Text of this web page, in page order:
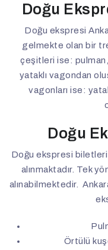
Doğu
Doğu ekspresi
gelmekte olan bir
çeşitleri ise:
yataklı vagondan
vagonları ise:
Doğu
Doğu ekspresi
alınmaktadır. Tek
alınabilmektedir.
Örtülü